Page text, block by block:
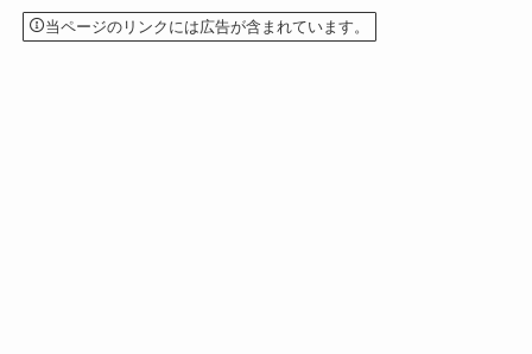
当ページのリンクには広告が含まれています。